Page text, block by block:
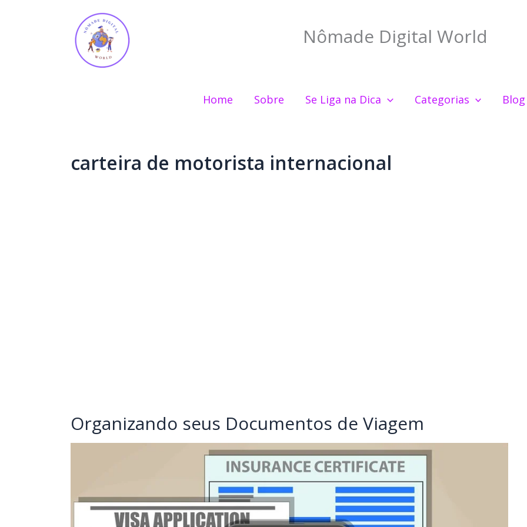
Nômade Digital World
Home Sobre Se Liga na Dica Categorias Blog
carteira de motorista internacional
Organizando seus Documentos de Viagem